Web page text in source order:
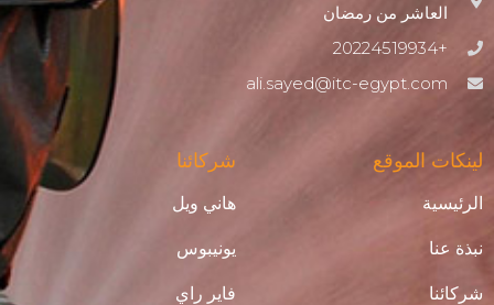
العاشر من رمضان
+20224519934
ali.sayed@itc-egypt.com
لينكات الموقع
الرئيسية
نبذة عنا
شركائنا
شركائنا
هاني ويل
يونيبوس
فاير راي